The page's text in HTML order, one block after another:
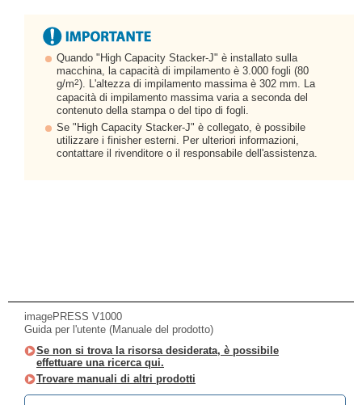
Quando "High Capacity Stacker-J" è installato sulla
macchina, la capacità di impilamento è 3.000 fogli (80
g/m2). L'altezza di impilamento massima è 302 mm. La
capacità di impilamento massima varia a seconda del
contenuto della stampa o del tipo di fogli.
Se "High Capacity Stacker-J" è collegato, è possibile
utilizzare i finisher esterni. Per ulteriori informazioni,
contattare il rivenditore o il responsabile dell'assistenza.
imagePRESS V1000
Guida per l'utente (Manuale del prodotto)
Se non si trova la risorsa desiderata, è possibile
effettuare una ricerca qui.
Trovare manuali di altri prodotti